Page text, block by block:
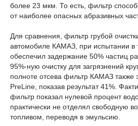
более 23 мкм. То есть, фильтр
от наиболее опасных абразивных
Для сравнения, фильтр грубой
автомобиле КАМАЗ, при испытании в
обеспечил задержание 50% частиц
95%-ную очистку для загрязнений
полноте отсева фильтр КАМАЗ также
PreLine, показав результат 41%.
фильтр показал нулевой процент
практически не отделял свободную
топливом, переводя в эмульсию.